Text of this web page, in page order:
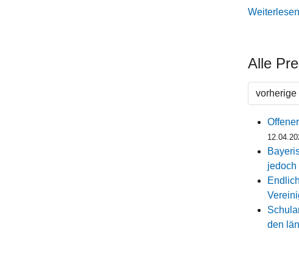
Weiterlesen
Alle
vorherige
jedoch
den